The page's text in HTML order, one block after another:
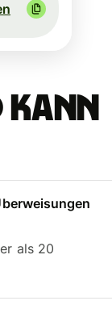
kann
als 20